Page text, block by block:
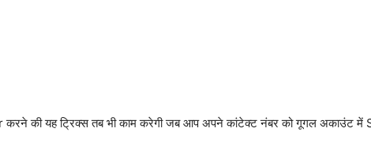
की यह ट्रिक्स तब भी काम करेगी जब आप अपने कांटेक्ट नंबर को गूगल अकाउंट